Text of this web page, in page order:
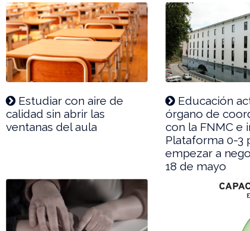
Estudiar con aire de
calidad sin abrir las
ventanas del aula
Educación
órgano de
con la FNMC e
Plataforma 0-3
empezar a
18 de mayo